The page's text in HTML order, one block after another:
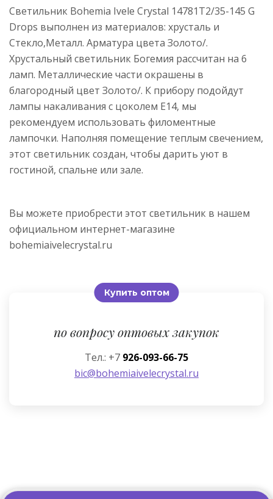
Светильник Bohemia Ivele Crystal 14781T2/35-145 G
Drops выполнен из материалов: хрусталь и
Стекло,Металл. Арматура цвета Золото/.
Хрустальный светильник Богемия рассчитан на 6
ламп. Металлические части окрашены в
благородный цвет Золото/. К прибору подойдут
лампы накаливания с цоколем E14, мы
рекомендуем использовать филоментные
лампочки. Наполняя помещение теплым свечением,
этот светильник создан, чтобы дарить уют в
гостиной, спальне или зале.
Вы можете приобрести этот светильник в нашем
официальном интернет-магазине
bohemiaivelecrystal.ru
Купить оптом
по вопросу оптовых закупок
Тел.: +7 926-093-66-75
bic@bohemiaivelecrystal.ru